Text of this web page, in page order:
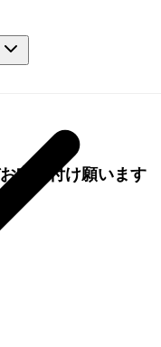
申し付け願います